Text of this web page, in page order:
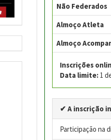
Não Federados
Almoço Atleta
Almoço
Inscrições
Data limite:1
✔ A inscrição
Participação na